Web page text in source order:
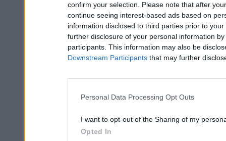
confirm your selection. Please note that after
continue seeing interest-based ads based on
information disclosed to third parties prior to
further disclosure of your personal information
participants. This information may also be
Downstream Participants that may further
Personal Data Processing Opt Outs
I want to opt-out of the Sharing of my
Opted In
Elfelejtette a jelszavát?